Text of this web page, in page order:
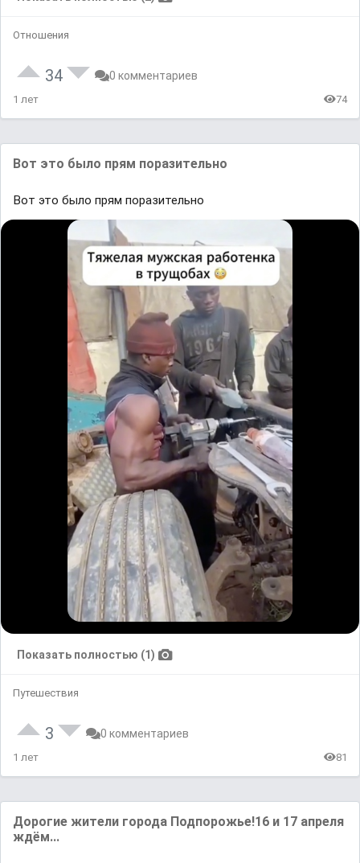
Отношения
34 0 комментариев
1 лет 74
Вот это было прям поразительно
Вот это было прям поразительно
Показать полностью (1)
Путешествия
3 0 комментариев
1 лет 81
Дорогие жители города Подпорожье!16 и 17 апреля
ждём...